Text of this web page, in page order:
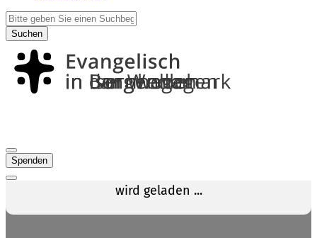
Suchen
Spenden